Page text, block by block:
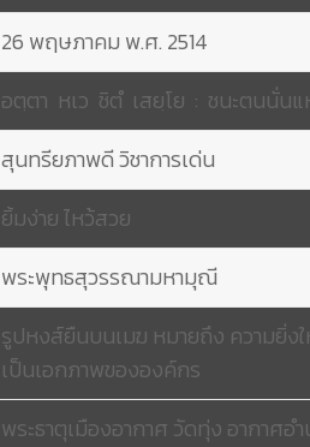
26 พฤษภาคม พ.ศ. 2514
อตฺตา หเว ชิตํ เสยฺโย : ชนะตนนั่นแ
สุนทรียภาพดี วิชาการเด่น
ยิ้มง่าย ไหว้สวย
พระพุทธสุวรรณามหามุณี
รูปหงส์ยืนบนเมฆ หมายถึง ความยิ่
เป็นเอกภาพขององค์กร
พระธาตุเมืองอากาศ วัดทุ่ง อากาศอ